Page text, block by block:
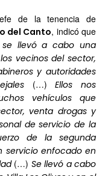
de la tenencia de
del Canto, indicó que
llevó a cabo una
vecinos del sector,
y autoridades
(…)Ellos nos
vehículos que
venta drogas y
de servicio de la
de la segunda
servicio enfocado en
(…) Se llevó a cabo